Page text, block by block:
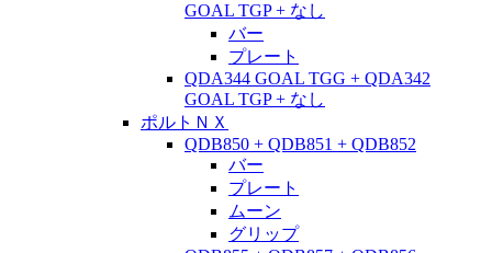
GOAL TGP + なし
バー
プレート
QDA344 GOAL TGG + QDA342
GOAL TGP + なし
ポルトＮＸ
QDB850 + QDB851 + QDB852
バー
プレート
ムーン
グリップ